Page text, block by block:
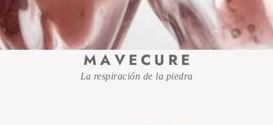
M A V E C U R E
La respiración de la piedra